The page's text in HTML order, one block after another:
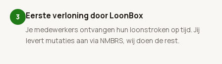
3 Eerste verloning door LoonBox
Je medewerkers ontvangen hun loonstroken op tijd. Jij
levert mutaties aan via NMBRS, wij doen de rest.